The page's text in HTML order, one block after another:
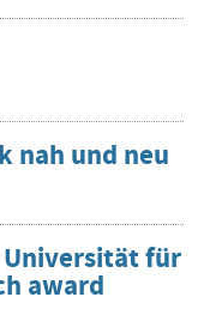
nah und neu
Universität für
award